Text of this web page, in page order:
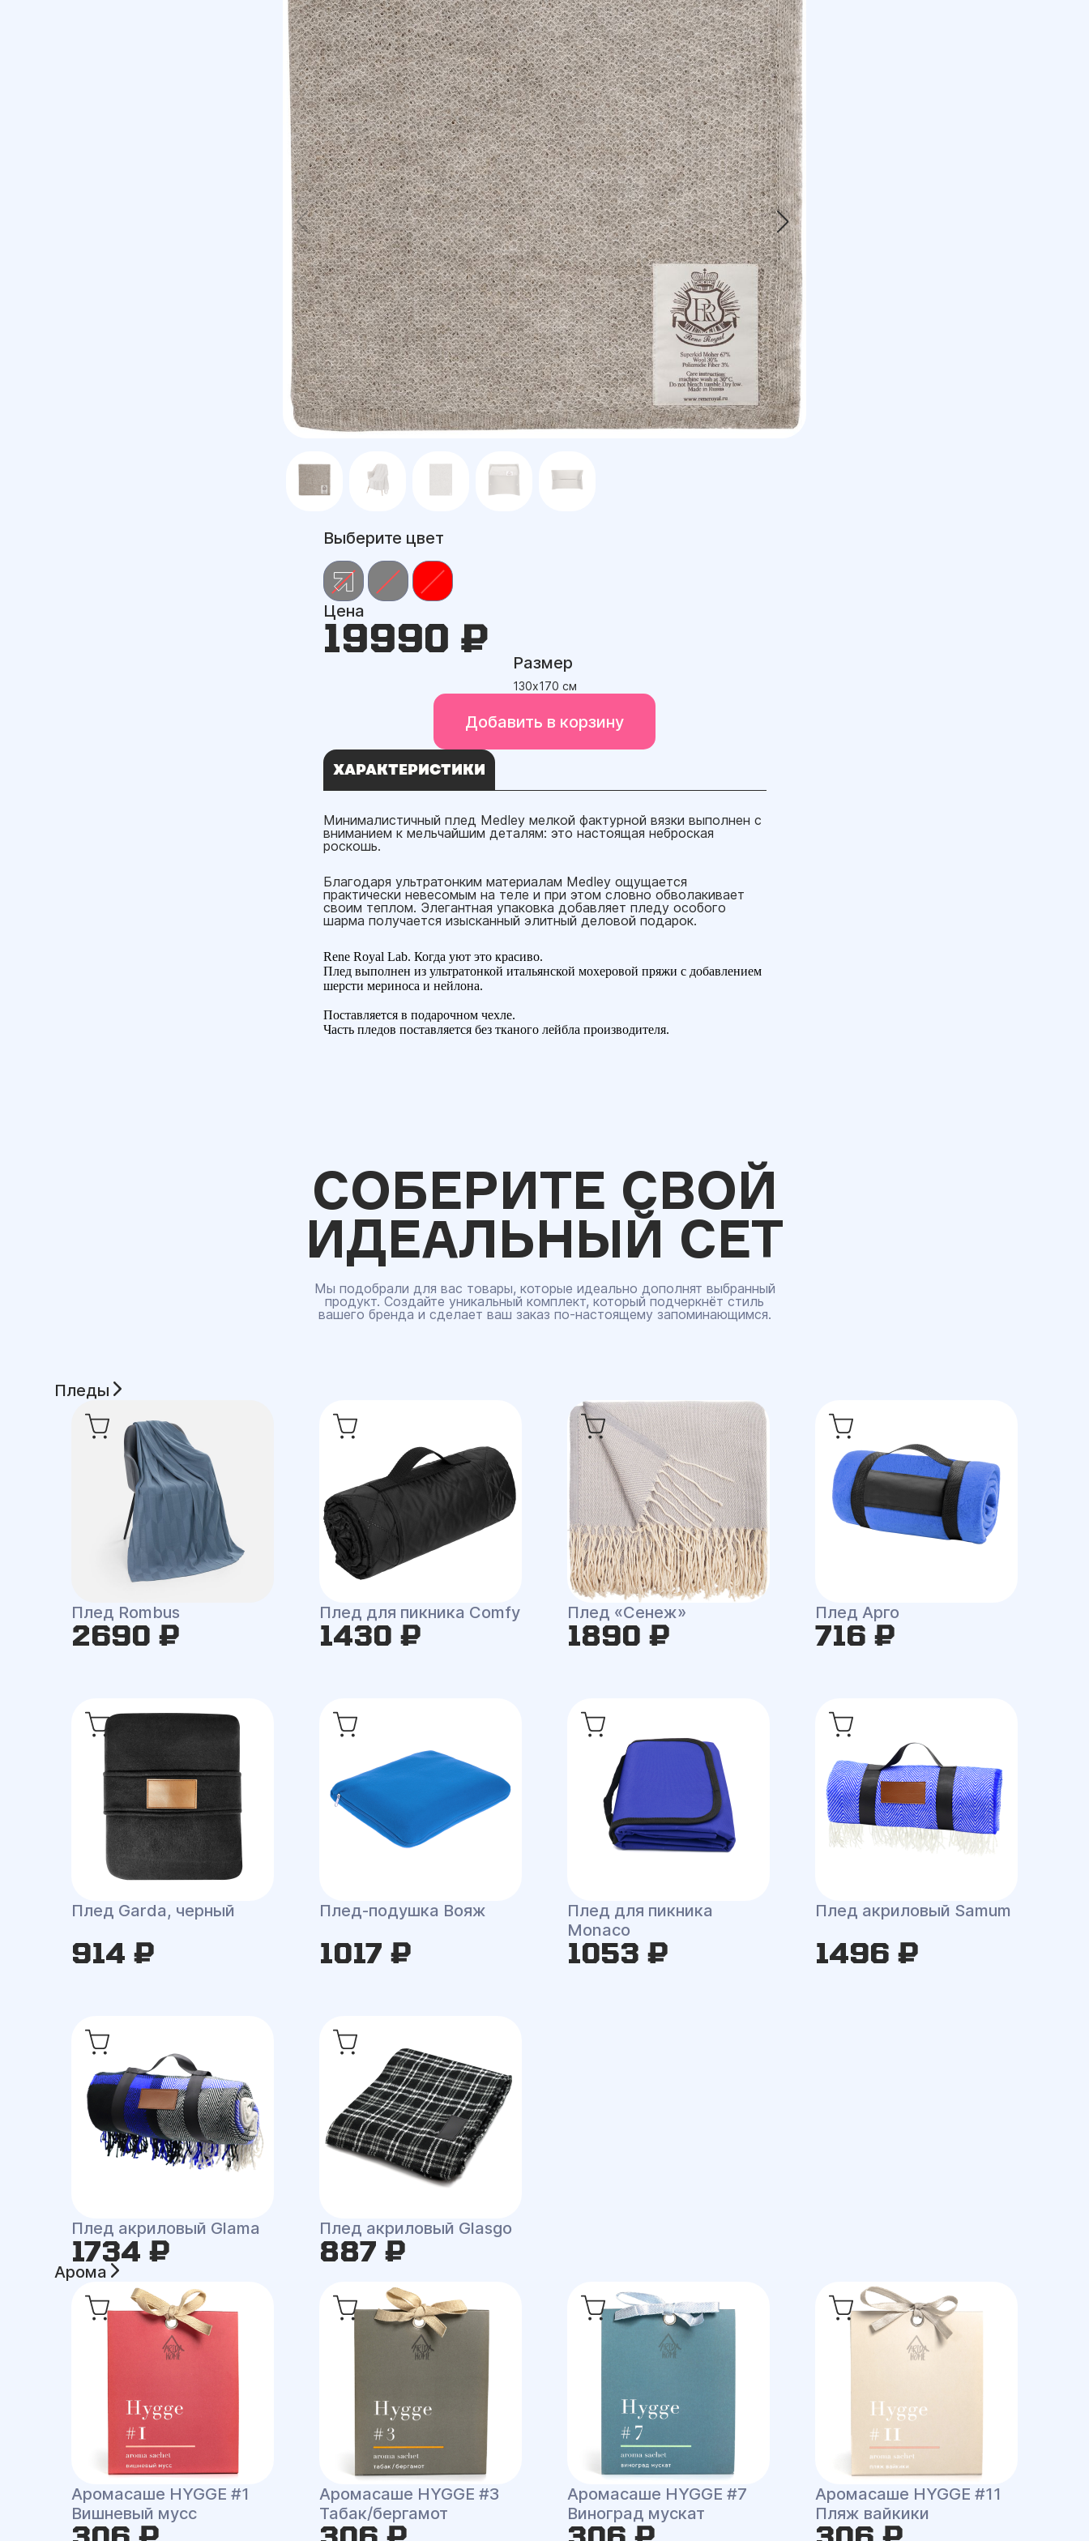
Выберите цвет
Цена
19990 ₽
Размер
130х170 см
Добавить в корзину
ХАРАКТЕРИСТИКИ
Минималистичный плед Medley мелкой фактурной вязки выполнен с
вниманием к мельчайшим деталям: это настоящая неброская
роскошь.
Благодаря ультратонким материалам Medley ощущается
практически невесомым на теле и при этом словно обволакивает
своим теплом. Элегантная упаковка добавляет пледу особого
шарма получается изысканный элитный деловой подарок.
Rene Royal Lab. Когда уют это красиво.
Плед выполнен из ультратонкой итальянской мохеровой пряжи с добавлением
шерсти мериноса и нейлона.
Поставляется в подарочном чехле.
Часть пледов поставляется без тканого лейбла производителя.
СОБЕРИТЕ СВОЙ
ИДЕАЛЬНЫЙ СЕТ
Мы подобрали для вас товары, которые идеально дополнят выбранный
продукт. Создайте уникальный комплект, который подчеркнёт стиль
вашего бренда и сделает ваш заказ по‑настоящему запоминающимся.
Пледы
Плед Rombus
2690 ₽
Плед для пикника Comfy
1430 ₽
Плед «Сенеж»
1890 ₽
Плед Арго
716 ₽
Плед Garda, черный
914 ₽
Плед-подушка Вояж
1017 ₽
Плед для пикника
Monaco
1053 ₽
Плед акриловый Samum
1496 ₽
Плед акриловый Glama
1734 ₽
Плед акриловый Glasgo
887 ₽
Арома
Аромасаше HYGGE #1
Вишневый мусс
Аромасаше HYGGE #3
Табак/бергамот
Аромасаше HYGGE #7
Виноград мускат
Аромасаше HYGGE #11
Пляж вайкики